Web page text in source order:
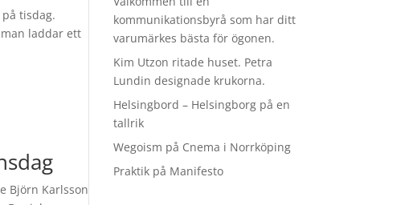
tisdag.
laddar ett
Björn Karlsson
kommunikationsbyrå som har ditt
varumärkes bästa för ögonen.
Kim Utzon ritade huset. Petra
Lundin designade krukorna.
Helsingbord – Helsingborg på en
tallrik
Wegoism på Cnema i Norrköping
Praktik på Manifesto